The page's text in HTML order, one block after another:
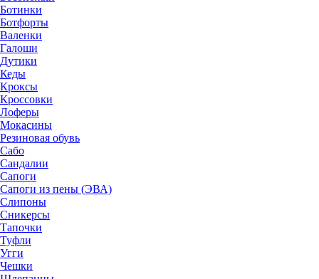
Ботинки
Ботфорты
Валенки
Галоши
Дутики
Кеды
Кроксы
Кроссовки
Лоферы
Мокасины
Резиновая обувь
Сабо
Сандалии
Сапоги
Сапоги из пены (ЭВА)
Слипоны
Сникерсы
Тапочки
Туфли
Угги
Чешки